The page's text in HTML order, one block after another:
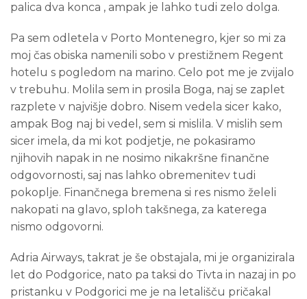
palica dva konca , ampak je lahko tudi zelo dolga.
Pa sem odletela v Porto Montenegro, kjer so mi za
moj čas obiska namenili sobo v prestižnem Regent
hotelu s pogledom na marino. Celo pot me je zvijalo
v trebuhu. Molila sem in prosila Boga, naj se zaplet
razplete v najvišje dobro. Nisem vedela sicer kako,
ampak Bog naj bi vedel, sem si mislila. V mislih sem
sicer imela, da mi kot podjetje, ne pokasiramo
njihovih napak in ne nosimo nikakršne finančne
odgovornosti, saj nas lahko obremenitev tudi
pokoplje. Finančnega bremena si res nismo želeli
nakopati na glavo, sploh takšnega, za katerega
nismo odgovorni.
Adria Airways, takrat je še obstajala, mi je organizirala
let do Podgorice, nato pa taksi do Tivta in nazaj in po
pristanku v Podgorici me je na letališču pričakal